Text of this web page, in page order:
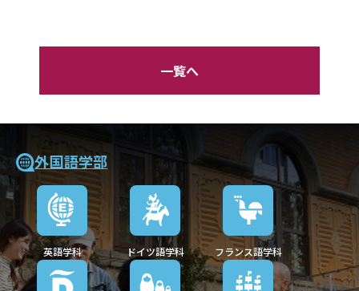
一覧へ
外国語学部
英語学科 ドイツ語学科 フランス語学科